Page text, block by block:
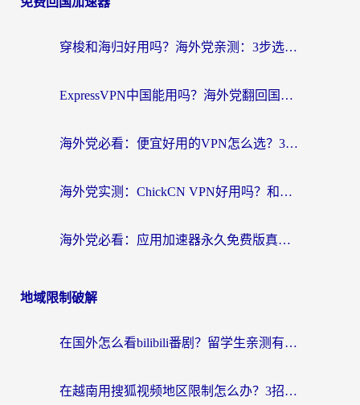
穿梭和海归好用吗？海外党亲测：3步选对回国加速器，无缝刷国内剧玩手游
ExpressVPN中国能用吗？海外党翻回国内的加速器选择指南（附番茄加速器实测）
海外党必看：便宜好用的VPN怎么选？3步解决回国访问难题+Steam改区技巧
海外党实测：ChickCN VPN好用吗？和OurPlay VPN对比哪个回国效果更好？附避坑指南
海外党必看：应用加速器永久免费版真的靠谱吗？教你选对回国加速器无缝刷国内资源
地域限制破解
在国外怎么看bilibili番剧？留学生亲测有效的地域限制突破指南（附酷我酷狗音乐解决方法）
在越南用搜狐视频地区限制怎么办？3招解决海外看国内剧难题（附西瓜视频CCTV观看技巧）